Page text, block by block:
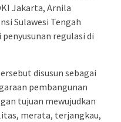
Jakarta, Arnila
Sulawesi Tengah
regulasi di
disusun sebagai
pembangunan
tujuan mewujudkan
merata, terjangkau,